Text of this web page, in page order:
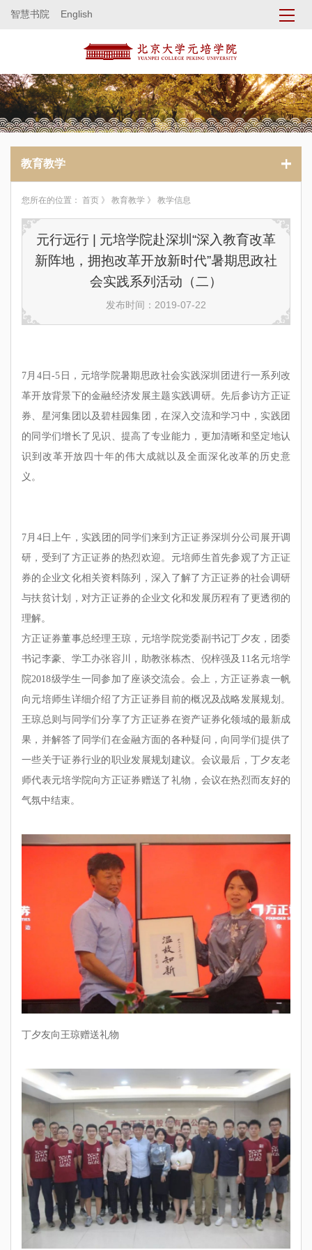
智慧书院 English
教育教学
您所在的位置： 首页 》 教育教学 》 教学信息
元行远行 | 元培学院赴深圳“深入教育改革
新阵地，拥抱改革开放新时代”暑期思政社
会实践系列活动（二）
发布时间：2019-07-22
7月4日-5日，元培学院暑期思政社会实践深圳团进行一系列改
革开放背景下的金融经济发展主题实践调研。先后参访方正证
券、星河集团以及碧桂园集团，在深入交流和学习中，实践团
的同学们增长了见识、提高了专业能力，更加清晰和坚定地认
识到改革开放四十年的伟大成就以及全面深化改革的历史意
义。
7月4日上午，实践团的同学们来到方正证券深圳分公司展开调
研，受到了方正证券的热烈欢迎。元培师生首先参观了方正证
券的企业文化相关资料陈列，深入了解了方正证券的社会调研
与扶贫计划，对方正证券的企业文化和发展历程有了更透彻的
理解。
方正证券董事总经理王琼，元培学院党委副书记丁夕友，团委
书记李豪、学工办张容川，助教张栋杰、倪梓强及11名元培学
院2018级学生一同参加了座谈交流会。会上，方正证券袁一帆
向元培师生详细介绍了方正证券目前的概况及战略发展规划。
王琼总则与同学们分享了方正证券在资产证券化领域的最新成
果，并解答了同学们在金融方面的各种疑问，向同学们提供了
一些关于证券行业的职业发展规划建议。会议最后，丁夕友老
师代表元培学院向方正证券赠送了礼物，会议在热烈而友好的
气氛中结束。
丁夕友向王琼赠送礼物